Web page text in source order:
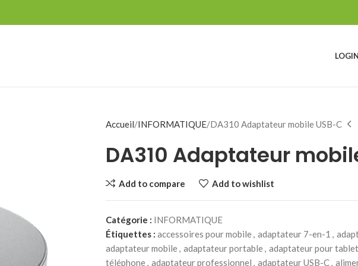
Accueil INFORMATIQUE DA310 Adaptateur mobile USB-C
DA310 Adaptateur
Add to compare Add to wishlist
Catégorie : INFORMATIQUE
Étiquettes : accessoires pour mobile, adaptateur 7-en-1 ,
adaptateur mobile, adaptateur portable, adaptateur pour
téléphone, adaptateur professionnel , adaptateur USB-C,